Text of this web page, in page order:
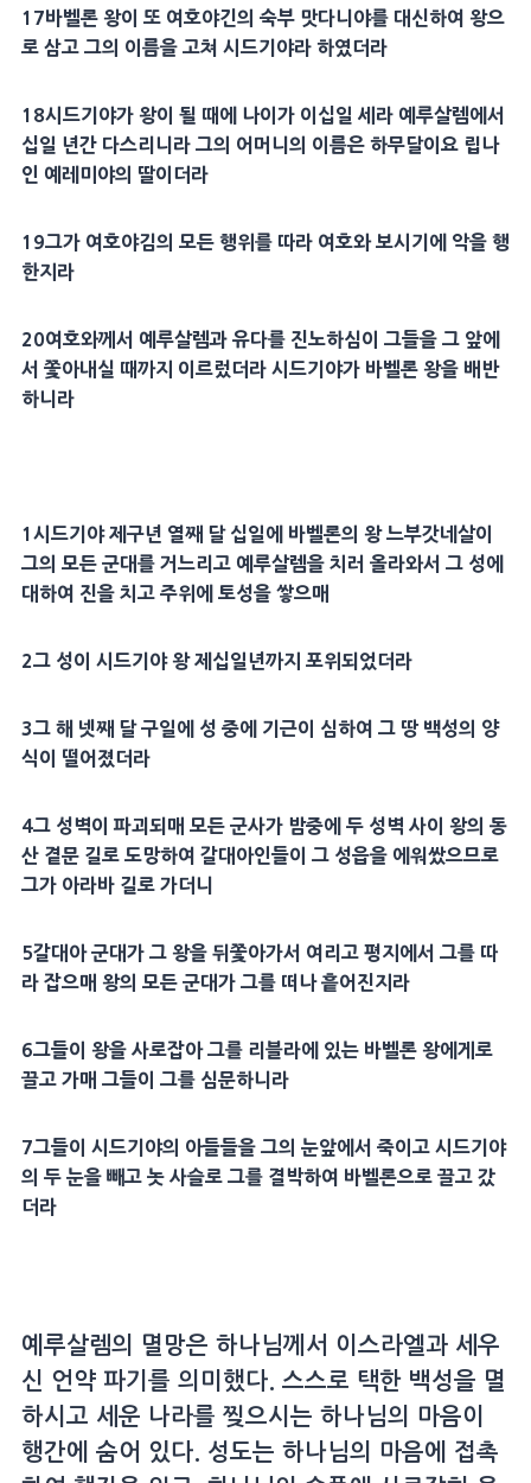
17바벨론 왕이 또 여호야긴의 숙부 맛다니야를 대신하여 왕으
로 삼고 그의 이름을 고쳐 시드기야라 하였더라
18시드기야가 왕이 될 때에 나이가 이십일 세라 예루살렘에서
십일 년간 다스리니라 그의 어머니 의 이름은 하무달이요 립나
인 예레미야의 딸이더라
19그가 여호야김의 모든 행위 를 따라 여호와 보시기에 악을 행
한지라
20여호와께서 예루살렘과 유다를 진노하심이 그들을 그 앞에
서 쫓아내실 때까지 이르렀더라 시드기야가 바벨론 왕을 배반
하니라
1 시드기야제구년 열째 달 십일에 바벨론의 왕느부갓네살이
그의 모든 군대를 거느리고 예루살렘을 치러 올라와서 그 성에
대하여 진을 치고 주위에 토성을 쌓으매
2그 성이 시드기야왕 제십일년까지 포위되었더라
3그 해 넷째 달 구일에 성 중에 기근이 심하여 그 땅 백성의 양
식이 떨어졌더라
4그 성벽이 파괴되매 모든 군사가 밤중에 두 성벽 사이 왕의 동
산곁문 길로 도망하여 갈대아인들이 그 성읍을 에워쌌으므로
그가 아라바길로 가더니
5갈대아군대가 그 왕을 뒤쫓아가서 여리고 평지 에서 그를 따
라 잡으매 왕의 모든 군대가 그를 떠나 흩어진지라
6그들이 왕을 사로잡아 그를 리블라에 있는 바벨론 왕에게로
끌고 가매 그들이 그를 심문하니라
7그들이 시드기야의 아들들을 그의 눈앞에서 죽이고 시드기야
의 두 눈을 빼고 놋 사슬로 그를 결박하여 바벨론으로 끌고 갔
더라
예루살렘의 멸망은 하나님께서 이스라엘과 세우
신 언약 파기를 의미했다. 스스로 택한 백성을 멸
하시고 세운 나라를 찢으시는 하나님의 마음이
행간에 숨어 있다. 성도는 하나님의 마음에 접촉